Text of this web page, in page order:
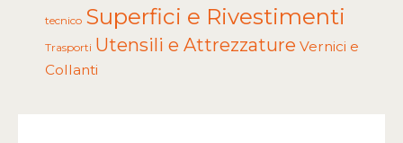
tecnico Superfici e Rivestimenti
Trasporti Utensili e Attrezzature Vernici e
Collanti